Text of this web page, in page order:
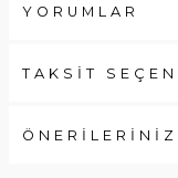
YORUMLAR
TAKSİT
ÖNERİLERİNİZ